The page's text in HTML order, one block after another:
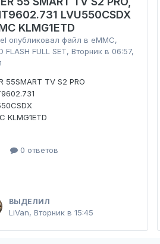
LVU550CSDX
KLMG1ETD
опубликовал файл в eMMC,
FLASH FULL SET,Вторник в 06:57,
55SMART TV S2 PRO
KLMG1ETD
0 ответов
ВЫДЕЛИЛ
LiVan,Вторник в 15:45